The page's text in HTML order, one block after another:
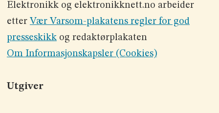
Elektronikk og elektronikknett.no arbeider
etter Vær Varsom-plakatens regler for god
presseskikkog redaktørplakaten
Om Informasjonskapsler (Cookies)
Utgiver